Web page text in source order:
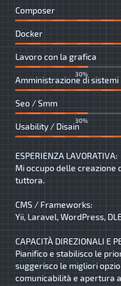
Composer
Docker
Lavoro con la grafica
30%
Amministrazione di sistemi
Seo / Smm
30%
Usability / Disain
ESPERIENZA LAVORATIVA:
Mi occupo delle creazione
tuttora.
CMS / Frameworks:
Yii, Laravel, WordPress,
CAPACITÀ DIREZIONALI E
Pianifico e stabilisco le
suggerisco le migliori
comunicabilità e apertura